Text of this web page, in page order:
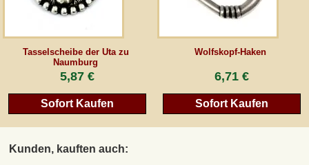
Tasselscheibe der Uta zu
Naumburg
5,87 €
Sofort Kaufen
Wolfskopf-Haken
6,71 €
Sofort Kaufen
Kunden, kauften auch:
Gästebuch
Newsletter
Vertrag wiederrufen
*Alle Preise inkl. MwSt., inkl. Verpackungskosten, zggl. Versandkosten und zzgl.